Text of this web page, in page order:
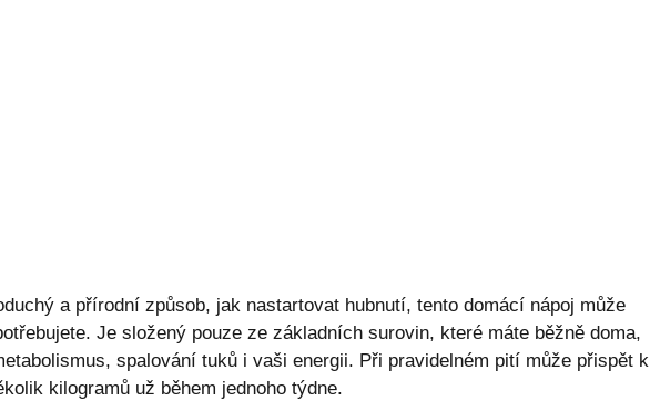
a přírodní způsob, jak nastartovat hubnutí, tento domácí nápoj může
Je složený pouze ze základních surovin, které máte běžně doma,
spalování tuků i vaši energii. Při pravidelném pití může přispět k
kilogramů už během jednoho týdne.